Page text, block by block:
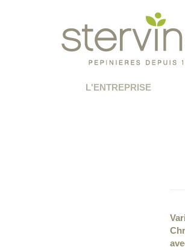
L'ENTREPRISE